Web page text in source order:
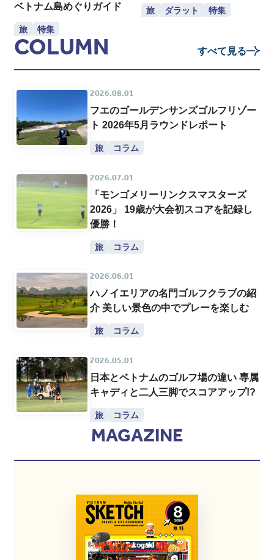
ベトナム島めぐりガイド
旅 特集
旅 ダラット 特集
COLUMN すべて見る
2026.08.01
フエのゴールデンサンズゴルフリゾー
ト 2026年5月ラウンドレポート
旅 コラム
2026.07.01
「モンゴメリーリンクスマスターズ
2026」 19歳が大会初スコアを記録し
優勝！
旅 コラム
2026.06.01
ハノイエリアの名門ゴルフクラブの紹
介 美しい景色の中でプレーを楽しむ
旅 コラム
2026.05.01
日本とベトナムのゴルフ場の違い 専属
キャディと二人三脚でスコアアップ!?
旅 コラム
MAGAZINE